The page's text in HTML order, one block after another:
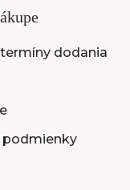
dodania
podmienky